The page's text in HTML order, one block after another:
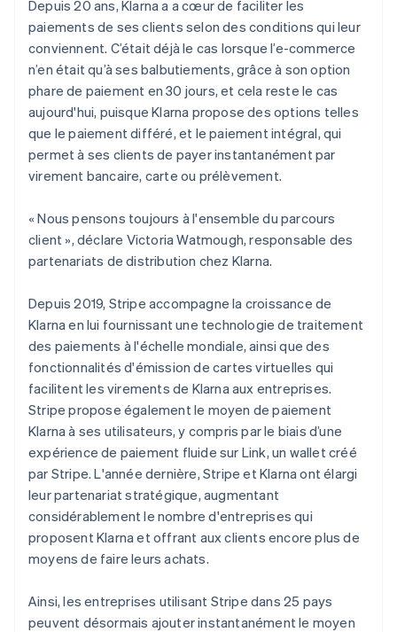
Depuis 20 ans, Klarna a a cœur de faciliter les
paiements de ses clients selon des conditions qui leur
conviennent. C’était déjà le cas lorsque l’e-commerce
n’en était qu’à ses balbutiements, grâce à son option
phare de paiement en 30 jours, et cela reste le cas
aujourd'hui, puisque Klarna propose des options telles
que le paiement différé, et le paiement intégral, qui
permet à ses clients de payer instantanément par
virement bancaire, carte ou prélèvement.
« Nous pensons toujours à l'ensemble du parcours
client », déclare Victoria Watmough, responsable des
partenariats de distribution chez Klarna.
Depuis 2019, Stripe accompagne la croissance de
Klarna en lui fournissant une technologie de traitement
des paiements à l'échelle mondiale, ainsi que des
fonctionnalités d'émission de cartes virtuelles qui
facilitent les virements de Klarna aux entreprises.
Stripe propose également le moyen de paiement
Klarna à ses utilisateurs, y compris par le biais d’une
expérience de paiement fluide sur Link, un wallet créé
par Stripe. L'année dernière, Stripe et Klarna ont élargi
leur partenariat stratégique, augmentant
considérablement le nombre d'entreprises qui
proposent Klarna et offrant aux clients encore plus de
moyens de faire leurs achats.
Ainsi, les entreprises utilisant Stripe dans 25 pays
peuvent désormais ajouter instantanément le moyen